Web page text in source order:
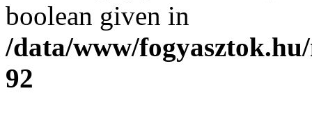
boolean given in
/data/www/
92